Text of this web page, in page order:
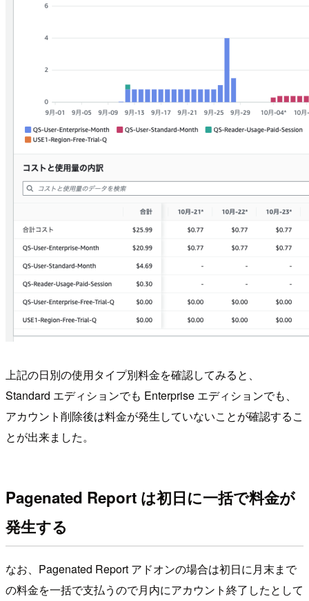
上記の日別の使用タイプ別料金を確認してみると、
Standard エディションでも Enterprise エディションでも、
アカウント削除後は料金が発生していないことが確認するこ
とが出来ました。
Pagenated Report は初日に一括で料金が
発生する
なお、Pagenated Report アドオンの場合は初日に月末まで
の料金を一括で支払うので月内にアカウント終了したとして